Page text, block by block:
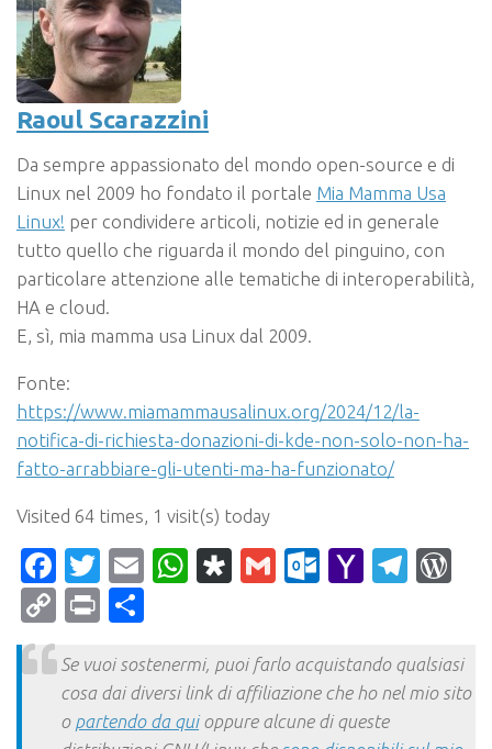
Raoul Scarazzini
Da sempre appassionato del mondo open-source e di
Linux nel 2009 ho fondato il portale Mia Mamma Usa
Linux! per condividere articoli, notizie ed in generale
tutto quello che riguarda il mondo del pinguino, con
particolare attenzione alle tematiche di interoperabilità,
HA e cloud.
E, sì, mia mamma usa Linux dal 2009.
Fonte:
https://www.miamammausalinux.org/2024/12/la-
notifica-di-richiesta-donazioni-di-kde-non-solo-non-ha-
fatto-arrabbiare-gli-utenti-ma-ha-funzionato/
Visited 64 times, 1 visit(s) today
Facebook
Twitter
EmailWhatsApp
Diaspora
Gmail Yahoo
CopyPrint
Se vuoi sostenermi, puoi farlo acquistando qualsiasi
cosa dai diversi link di affiliazione che ho nel mio sito
o partendo da quioppure alcune di queste